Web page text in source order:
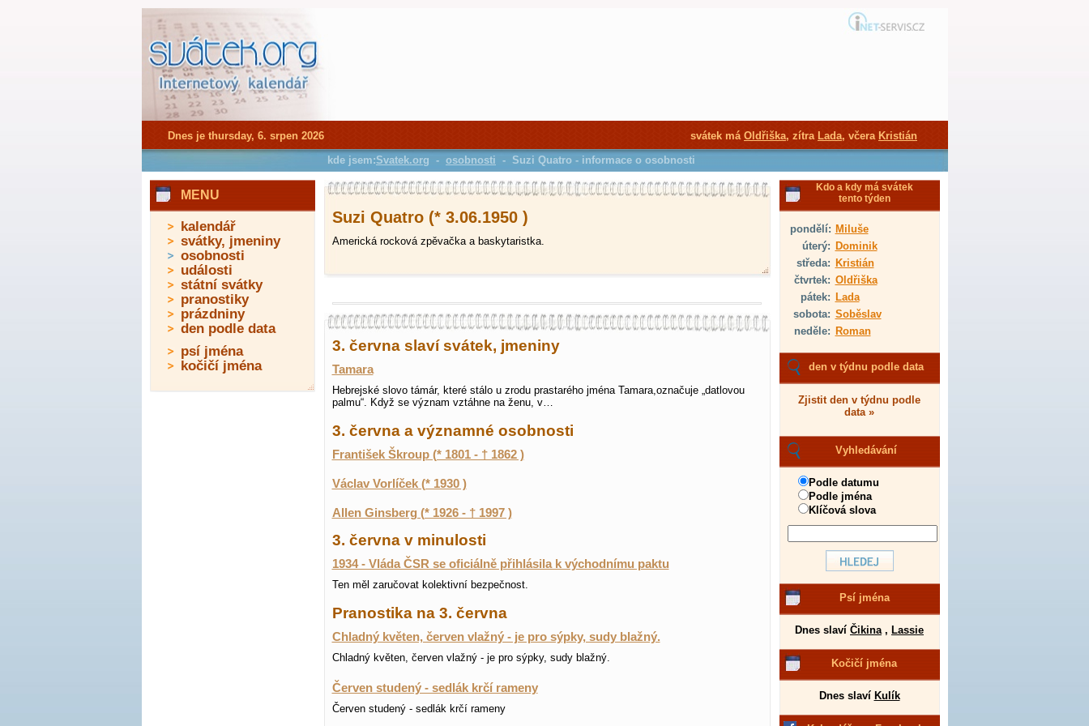
Suzi Quatro (* 3.06.1950 )
Americká rocková zpěvačka a baskytaristka.
3. června slaví svátek, jmeniny
Tamara
Hebrejské slovo támár, které stálo u zrodu prastarého jména Tamara,označuje „datlovou
palmu“. Když se význam vztáhne na ženu, v…
3. června a významné osobnosti
František Škroup (* 1801 - † 1862 )
Václav Vorlíček (* 1930 )
Allen Ginsberg (* 1926 - † 1997 )
3. června v minulosti
1934 - Vláda ČSR se oficiálně přihlásila k východnímu paktu
Ten měl zaručovat kolektivní bezpečnost.
Pranostika na 3. června
Chladný květen, červen vlažný - je pro sýpky, sudy blažný.
Chladný květen, červen vlažný - je pro sýpky, sudy blažný.
Červen studený - sedlák krčí rameny
Červen studený - sedlák krčí rameny
Kdo a kdy má svátek
tento týden
pondělí: Miluše
úterý: Dominik
středa: Kristián
čtvrtek: Oldřiška
pátek: Lada
sobota: Soběslav
neděle: Roman
den v týdnu podle data
Zjistit den v týdnu podle
data »
Vyhledávání
Podle datumu
Podle jména
Klíčová slova
Psí jména
Dnes slaví Čikina, Lassie
Kočičí jména
Dnes slaví Kulík
MENU
kalendář
svátky, jmeniny
osobnosti
události
státní svátky
pranostiky
prázdniny
den podle data
psí jména
kočičí jména
Dnes je thursday, 6. srpen 2026 svátek má Oldřiška, zítra Lada, včera Kristián
kde jsem:Svatek.org - osobnosti - Suzi Quatro - informace o osobnosti